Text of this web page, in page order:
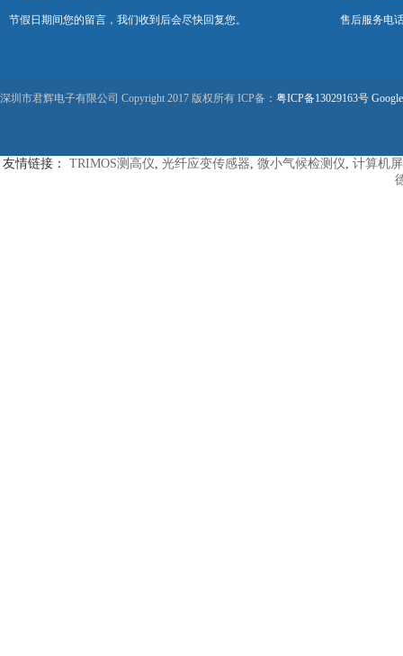
节假日期间您的留言，我们收到后会尽快回复您。 售后服务电
深圳市君辉电子有限公司 Copyright 2017 版权所有 ICP备： 粤ICP备13029163号
友情链接： TRIMOS测高仪, 光纤应变传感器, 微小气候检测仪, 计算机